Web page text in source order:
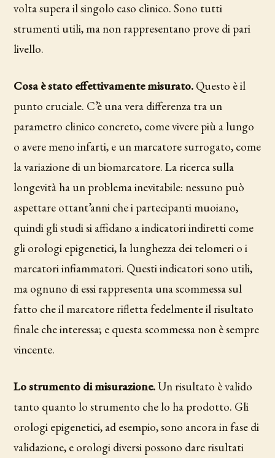
volta supera il singolo caso clinico. Sono tutti
strumenti utili, ma non rappresentano prove di pari
livello.
Cosa è stato effettivamente misurato. Questo è il
punto cruciale. C’è una vera differenza tra un
parametro clinico concreto, come vivere più a lungo
o avere meno infarti, e un marcatore surrogato, come
la variazione di un biomarcatore. La ricerca sulla
longevità ha un problema inevitabile: nessuno può
aspettare ottant’anni che i partecipanti muoiano,
quindi gli studi si affidano a indicatori indiretti come
gli orologi epigenetici, la lunghezza dei telomeri o i
marcatori infiammatori. Questi indicatori sono utili,
ma ognuno di essi rappresenta una scommessa sul
fatto che il marcatore rifletta fedelmente il risultato
finale che interessa; e questa scommessa non è sempre
vincente.
Lo strumento di misurazione.Un risultato è valido
tanto quanto lo strumento che lo ha prodotto. Gli
orologi epigenetici, ad esempio, sono ancora in fase di
validazione, e orologi diversi possono dare risultati